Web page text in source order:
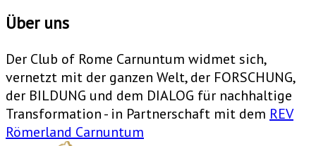
Über uns
Der Club of Rome Carnuntum widmet sich,
vernetzt mit der ganzen Welt, der FORSCHUNG,
der BILDUNG und dem DIALOG für nachhaltige
Transformation - in Partnerschaft mit dem REV
Römerland Carnuntum